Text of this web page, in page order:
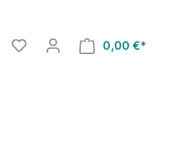
0,00 €*